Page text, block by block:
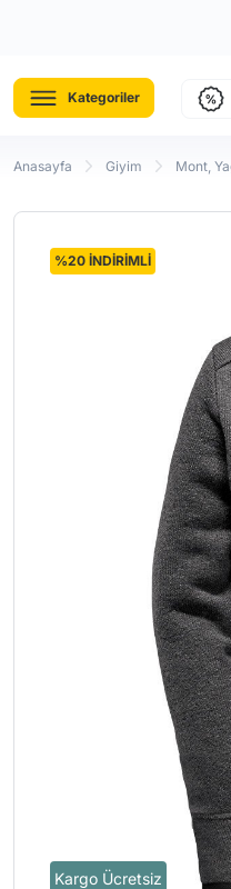
Kategoriler
Anasayfa Giyim Mont,
Kargo Ücretsiz
%20 İNDİRİMLİ